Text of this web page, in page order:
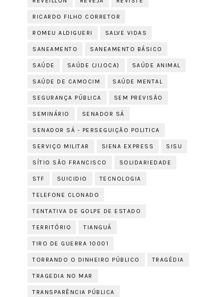
RICARDO FILHO CORRETOR
ROMEU ALDIGUERI SALVE VIDAS
SANEAMENTO SANEAMENTO BÁSICO
SAÚDE SAÚDE (JIJOCA) SAÚDE ANIMAL
SAÚDE DE CAMOCIM SAÚDE MENTAL
SEGURANÇA PÚBLICA SEM PREVISÃO
SEMINÁRIO SENADOR SÁ
SENADOR SÁ - PERSEGUIÇÃO POLITICA
SERVIÇO MILITAR SIENA EXPRESS SISU
SÍTIO SÃO FRANCISCO SOLIDARIEDADE
STF SUICIDIO TECNOLOGIA
TELEFONE CLONADO
TENTATIVA DE GOLPE DE ESTADO
TERRITÓRIO TIANGUÁ
TIRO DE GUERRA 10001
TORRANDO O DINHEIRO PÚBLICO TRAGÉDIA
TRAGEDIA NO MAR
TRANSPARÊNCIA PÚBLICA